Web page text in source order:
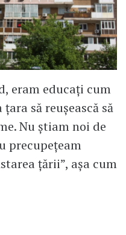
eram educați cum
să reușească să
Nu știam noi de
precupețeam
țării”, așa cum